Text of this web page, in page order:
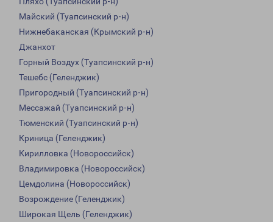
Майский (Туапсинский р-н)
Нижнебаканская (Крымский р-н)
Джанхот
Горный Воздух (Туапсинский р-н)
Тешебс (Геленджик)
Пригородный (Туапсинский р-н)
Мессажай (Туапсинский р-н)
Тюменский (Туапсинский р-н)
Криница (Геленджик)
Кирилловка (Новороссийск)
Владимировка (Новороссийск)
Цемдолина (Новороссийск)
Возрождение (Геленджик)
Широкая Щель (Геленджик)